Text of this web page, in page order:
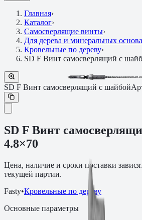
Главная›
Каталог›
Самосверлящие винты›
Для дерева и минеральных
Кровельные по дереву›
SD F Винт самосверлящий с
SD F Винт самосверлящий с шайбой
SD F Винт
4.8×70
Цена, наличие и сроки поставки
текущей партии.
Fasty•Кровельные по дереву
Основные параметры